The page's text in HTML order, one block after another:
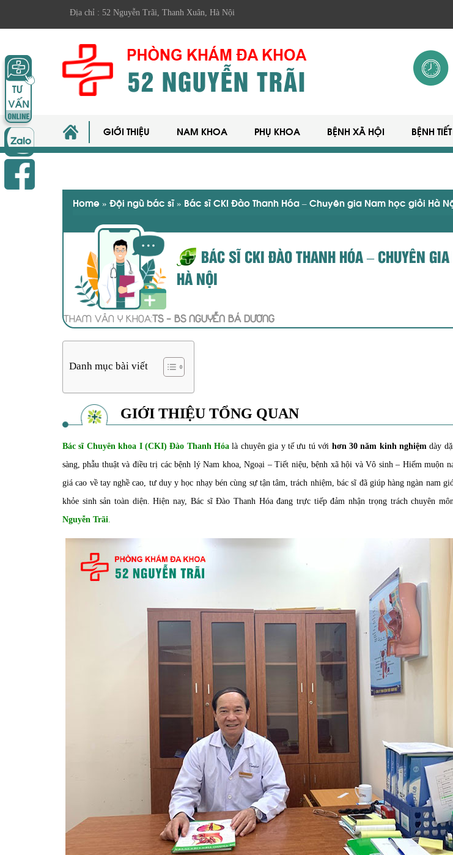
Địa chỉ : 52 Nguyễn Trãi, Thanh Xuân, Hà Nội
GIỚI THIỆU NAM KHOA PHỤ KHOA BỆNH XÃ HỘI BỆNH
Home » Đội ngũ bác sĩ» Bác sĩ CKI Đào Thanh Hóa – Chuyên gia Nam học giỏi Hà
BÁC SĨ CKI ĐÀO THANH HÓA – CHUYÊN
HÀ NỘI
THAM VẤN Y KHOA:TS - BS NGUYỄN BÁ DƯƠNG
Danh mục bài viết
GIỚI THIỆU TỔNG QUAN
Bác sĩ Chuyên khoa I (CKI) Đào Thanh Hóa là chuyên gia y tế ưu tú với hơn 30 năm kinh nghiệm dày
sàng, phẫu thuật và điều trị các bệnh lý Nam khoa, Ngoại – Tiết niệu, bệnh xã hội và Vô sinh – Hiếm muộn
giá cao về tay nghề cao, tư duy y học nhạy bén cùng sự tận tâm, trách nhiệm, bác sĩ đã giúp hàng ngàn nam
khỏe sinh sản toàn diện. Hiện nay, Bác sĩ Đào Thanh Hóa đang trực tiếp đảm nhận trọng trách chuyên
Nguyễn Trãi.